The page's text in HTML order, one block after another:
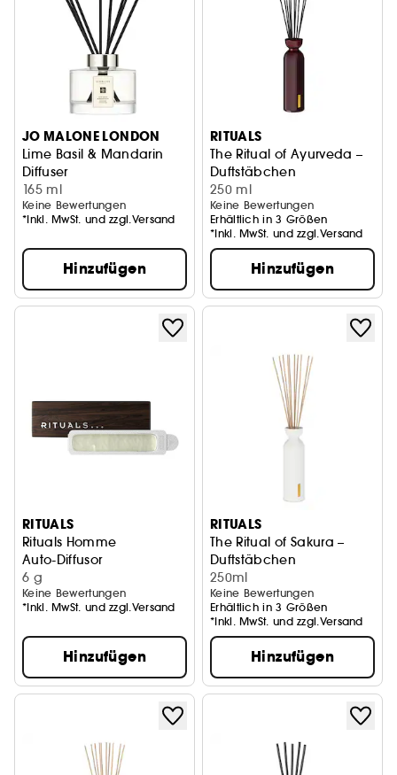
JO MALONE LONDON
Lime Basil & Mandarin
Diffuser
165 ml
Keine Bewertungen
*Inkl. MwSt. und zzgl.Versand
Hinzufügen
RITUALS
The Ritual of Ayurveda –
Duftstäbchen
250 ml
Keine Bewertungen
Erhältlich in 3 Größen
*Inkl. MwSt. und zzgl.Versand
Hinzufügen
RITUALS
Rituals Homme
Auto-Diffusor
6 g
Keine Bewertungen
*Inkl. MwSt. und zzgl.Versand
Hinzufügen
RITUALS
The Ritual of Sakura –
Duftstäbchen
250ml
Keine Bewertungen
Erhältlich in 3 Größen
*Inkl. MwSt. und zzgl.Versand
Hinzufügen